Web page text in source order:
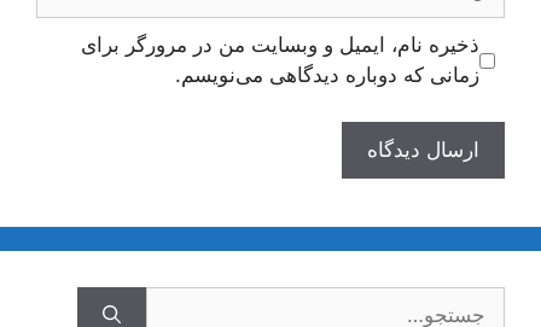
ذخیره نام، ایمیل و وبسایت من در مرورگر برای
زمانی که دوباره دیدگاهی می‌نویسم.